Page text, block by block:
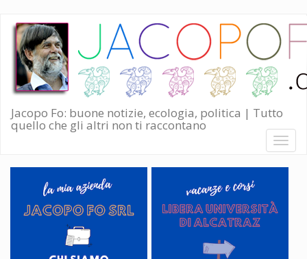
Salta
contenuto
principale
Jacopo Fo: buone notizie, ecologia, politica | Tutto
quello che gli altri non ti raccontano
Toggle